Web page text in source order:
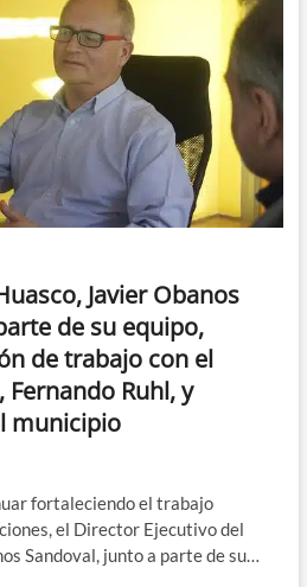
Javier Obanos
de su equipo,
de trabajo con el
Fernando Ruhl, y
municipio
fortaleciendo el trabajo
el Director Ejecutivo del
Sandoval, junto a parte de su…